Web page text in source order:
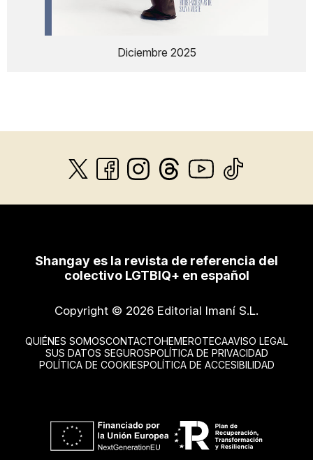
Diciembre 2025
Shangay es la revista de referencia del
colectivo LGTBIQ+ en español
Copyright © 2026 Editorial Imaní S.L.
QUIÉNES SOMOSCONTACTOHEMEROTECAAVISO LEGAL
SUS DATOS SEGUROSPOLÍTICA DE PRIVACIDAD
POLÍTICA DE COOKIESPOLÍTICA DE ACCESIBILIDAD